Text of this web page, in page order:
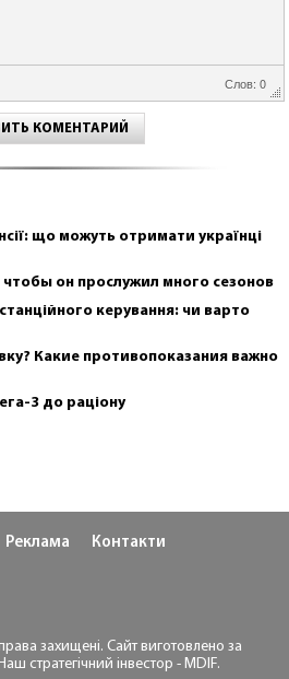
Слов: 0
КОМЕНТАРИЙ
що можуть отримати українці
чтобы он прослужил много сезонов
керування: чи варто
Какие противопоказания важно
3 до раціону
Реклама Контакти
захищені. Сайт виготовлено за
стратегічний інвестор - MDIF.